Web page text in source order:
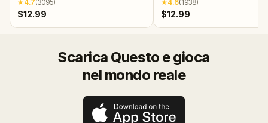
★4.7(3095)
$12.99
★4.6(1938)
$12.99
Scarica Questo e gioca
nel mondo reale